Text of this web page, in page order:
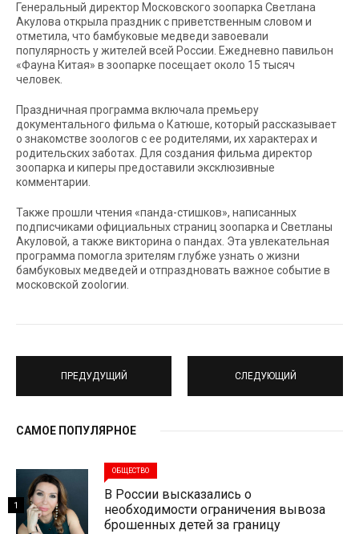
Генеральный директор Московского зоопарка Светлана
Акулова открыла праздник с приветственным словом и
отметила, что бамбуковые медведи завоевали
популярность у жителей всей России. Ежедневно павильон
«Фауна Китая» в зоопарке посещает около 15 тысяч
человек.
Праздничная программа включала премьеру
документального фильма о Катюше, который рассказывает
о знакомстве зоологов с ее родителями, их характерах и
родительских заботах. Для создания фильма директор
зоопарка и киперы предоставили эксклюзивные
комментарии.
Также прошли чтения «панда-стишков», написанных
подписчиками официальных страниц зоопарка и Светланы
Акуловой, а также викторина о пандах. Эта увлекательная
программа помогла зрителям глубже узнать о жизни
бамбуковых медведей и отпраздновать важное событие в
московской zoolогии.
ПРЕДУДУЩИЙ СЛЕДУЮЩИЙ
САМОЕ ПОПУЛЯРНОЕ
ОБЩЕСТВО
В России высказались о
необходимости ограничения вывоза
брошенных детей за границу
1